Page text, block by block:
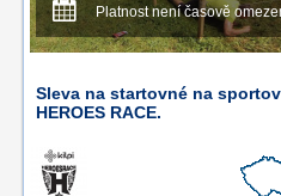
Platnost není časově
Sleva na startovné na
HEROES RACE.